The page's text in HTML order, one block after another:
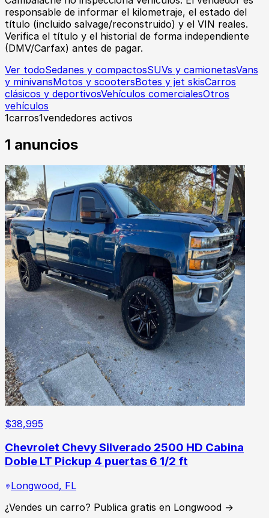
responsable de informar el kilometraje, el estado del
título (incluido salvage/reconstruido) y el VIN reales.
Verifica el título y el historial de forma independiente
(DMV/Carfax) antes de pagar.
Ver todoSedanes y compactosSUVs y camionetasVans
y minivansMotos y scootersBotes y jet skisCarros
clásicos y deportivosVehículos comercialesOtros
vehículos
1carros1vendedores activos
1 anuncios
$38,995
Chevrolet Chevy Silverado 2500 HD Cabina
Doble LT Pickup 4 puertas 6 1/2 ft
Longwood, FL
¿Vendes un carro? Publica gratis en Longwood →